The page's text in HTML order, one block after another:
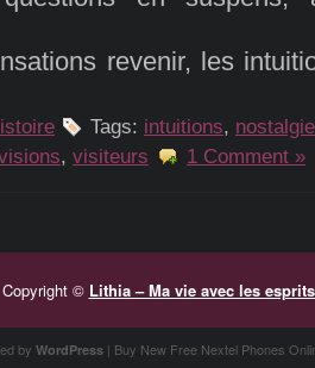
revenir, les
Tags: intuitions, nostalgie
, visiteurs 1 Comment »
Copyright © Lithia – Ma vie avec les
by WordPress | Buy New Free Nextel Phones